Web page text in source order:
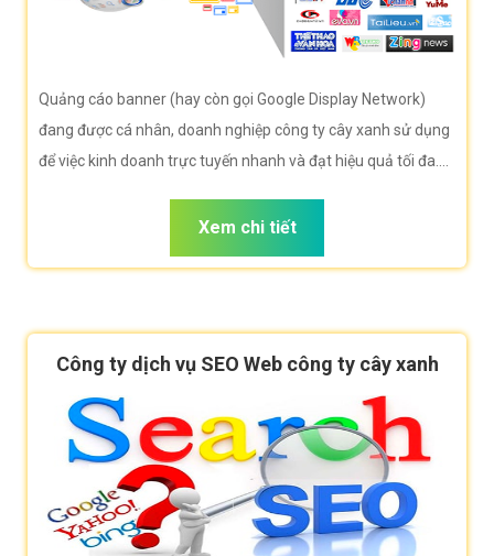
Quảng cáo banner (hay còn gọi Google Display Network)
đang được cá nhân, doanh nghiệp công ty cây xanh sử dụng
để việc kinh doanh trực tuyến nhanh và đạt hiệu quả tối đa.
Quảng cáo banner công ty cây xanh với những tính năng nổi
Xem chi tiết
Công ty dịch vụ SEO Web công ty cây xanh